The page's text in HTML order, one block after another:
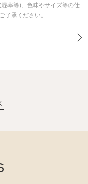
率等)、色味やサイズ等の仕
了承ください。